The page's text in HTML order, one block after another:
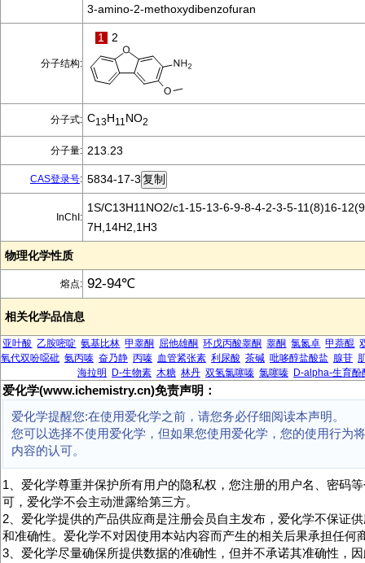
3-amino-2-methoxydibenzofuran
分子结构:
1 2
分子式: C13H11 NO2
分子量: 213.23
CAS登录号: 5834-17-3
InChI:
1S/C13H11NO2/c1-15-13-6-9-8-4-2-3-5-11(8)16-
7H,14H2,1H3
物理化学性质
熔点: 92-94℃
相关化学品信息
亚叶酸 乙胺嘧啶 氨基比林 甲睾酮 屈他雄酮 环戊丙酸睾酮 睾酮 氯氮卓 甲萘醌
氧代双吩噁砒 氨丙嗪 奋乃静 丙嗪 血管紧张素 利尿酸 茶碱 吡哆醇盐酸盐 腺苷
海拉明
D-生物素 木糖 林丹 双氢氯噻嗪 氯噻嗪 D-alpha-生育酚
爱化学(www.ichemistry.cn)免责声明：
爱化学提醒您:在使用爱化学之前，请您务必仔细阅读本声明。
您可以选择不使用爱化学，但如果您使用爱化学，您的使用行为
内容的认可。
1、爱化学尊重并保护所有用户的隐私权，您注册的用户名、密码
可，爱化学不会主动泄露给第三方。
2、爱化学提供的产品供应商是注册会员自主发布，爱化学不保证
和准确性。爱化学不对因使用本站内容而产生的相关后果承担任何
3、爱化学尽量确保所提供数据的准确性，但并不承诺其准确性，